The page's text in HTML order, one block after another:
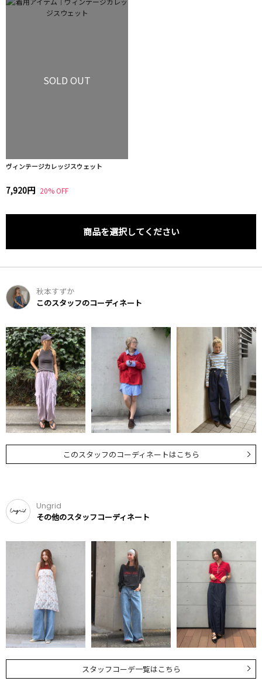
SOLD OUT
ヴィンテージカレッジスウェット
7,920円 20% OFF
商品を選択してください
秋本すずか
このスタッフのコーディネート
このスタッフのコーディネートはこちら
Ungrid
その他のスタッフコーディネート
スタッフコーデ一覧はこちら